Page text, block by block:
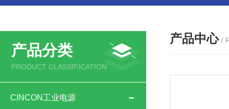
产品分类
PRODUCT CLASSIFICATION
CINCON工业电源
产品中心 /